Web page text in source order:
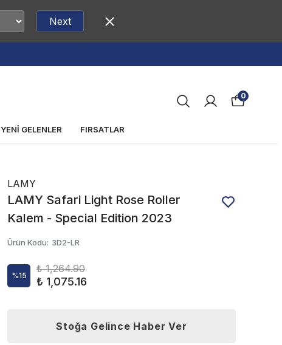
Next
YENİ GELENLER FIRSATLAR
0
LAMY
LAMY Safari Light Rose Roller
Kalem - Special Edition 2023
Ürün Kodu: 3D2-LR
%15
₺ 1,264.90
₺ 1,075.16
Stoğa Gelince Haber Ver